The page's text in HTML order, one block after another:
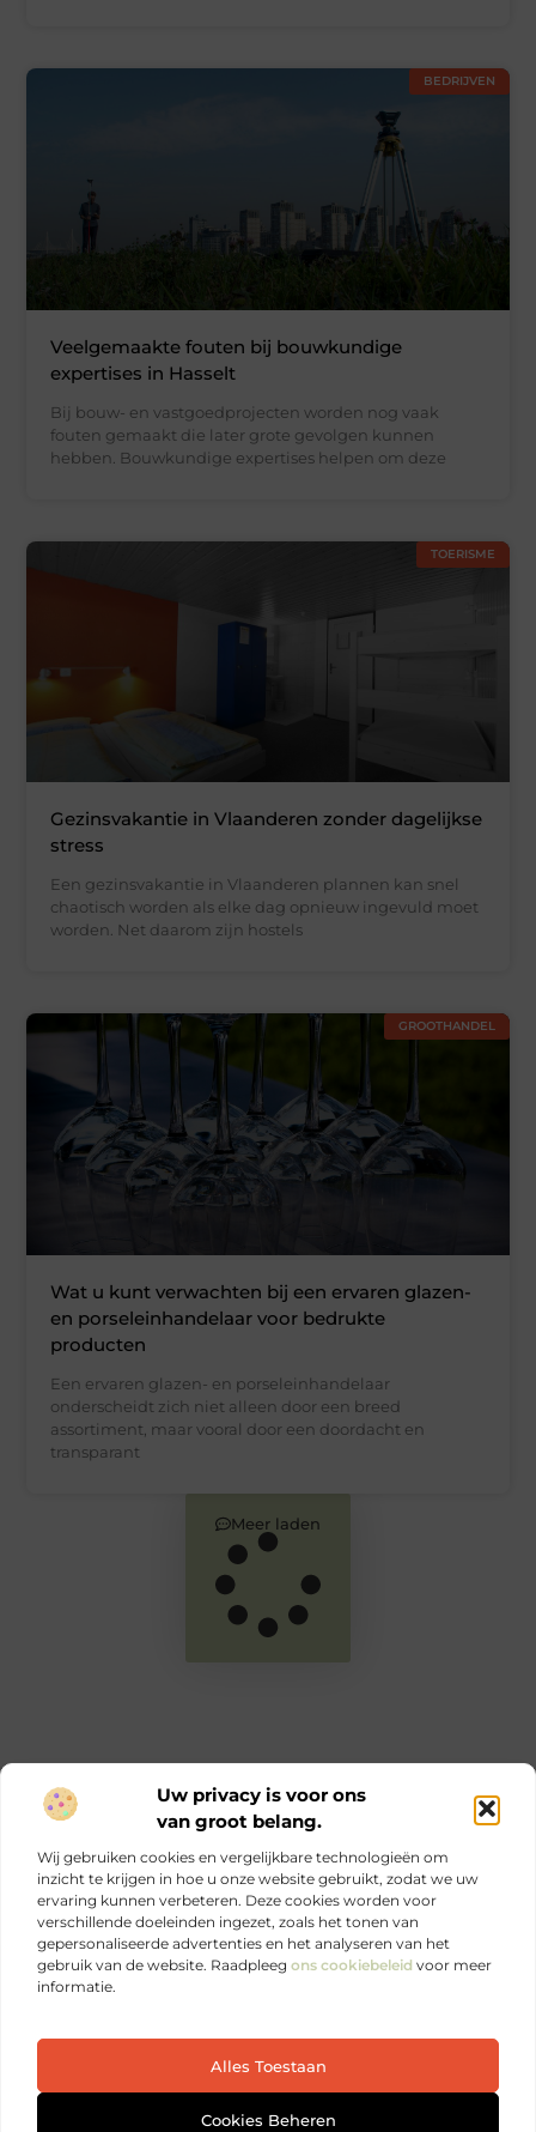
Uw privacy is voor ons
van groot belang.
Wij gebruiken cookies en vergelijkbare technologieën om
inzicht te krijgen in hoe u onze website gebruikt, zodat we uw
ervaring kunnen verbeteren. Deze cookies worden voor
verschillende doeleinden ingezet, zoals het tonen van
gepersonaliseerde advertenties en het analyseren van het
gebruik van de website. Raadpleeg ons cookiebeleid voor meer
informatie.
Alles Toestaan
Cookies Beheren
BEDRIJVEN
Veelgemaakte fouten bij bouwkundige
expertises in Hasselt
Bij bouw- en vastgoedprojecten worden nog vaak
fouten gemaakt die later grote gevolgen kunnen
hebben. Bouwkundige expertises helpen om deze
TOERISME
Gezinsvakantie in Vlaanderen zonder dagelijkse
stress
Een gezinsvakantie in Vlaanderen plannen kan snel
chaotisch worden als elke dag opnieuw ingevuld moet
worden. Net daarom zijn hostels
GROOTHANDEL
Wat u kunt verwachten bij een ervaren glazen-
en porseleinhandelaar voor bedrukte
producten
Een ervaren glazen- en porseleinhandelaar
onderscheidt zich niet alleen door een breed
assortiment, maar vooral door een doordacht en
transparant
Meer laden
Main Links
Ontdek elke dag iets nieuws op Je-eigen-marketing.be.
Sterke marketing begint bij jezelf.
marketing.be